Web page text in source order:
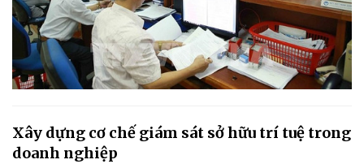
Xây dựng cơ chế giám sát sở hữu trí tuệ trong
doanh nghiệp